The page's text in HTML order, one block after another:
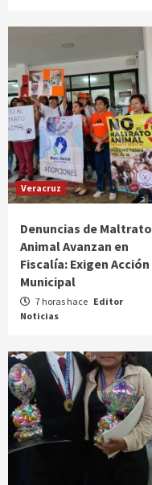
Veracruz
Denuncias de Maltrato
Animal Avanzan en
Fiscalía: Exigen Acción
Municipal
7 horas hace Editor
Noticias